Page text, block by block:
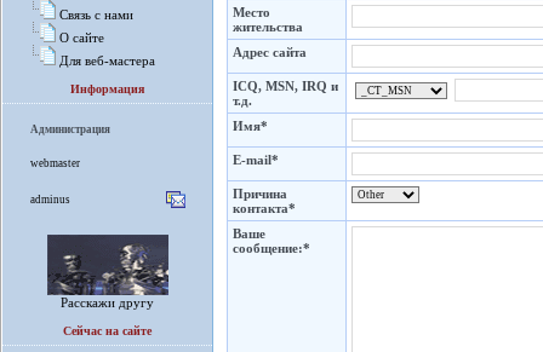
Связь с нами
О сайте
Для веб-мастера
Информация
Администрация
webmaster
adminus
Расскажи другу
Сейчас на сайте
Место
жительства
Адрес сайта
ICQ, MSN, IRQ и
т.д.
Имя*
E-mail*
Причина
контакта*
Ваше
сообщение:*